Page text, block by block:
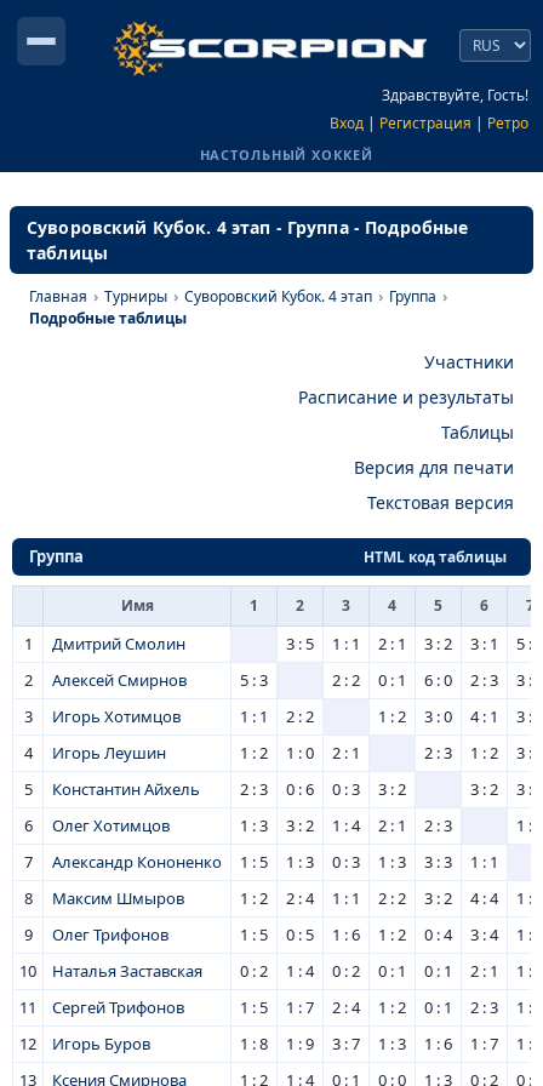
Здравствуйте, Гость!
Вход | Регистрация | Ретро
НАСТОЛЬНЫЙ ХОККЕЙ
Суворовский Кубок. 4 этап - Группа - Подробные
таблицы
Главная › Турниры › Суворовский Кубок. 4 этап › Группа ›
Подробные таблицы
Участники
Расписание и результаты
Таблицы
Версия для печати
Текстовая версия
Группа HTML код таблицы
Имя 1 2 3 4 5 6 7
1 Дмитрий Смолин 3 : 5 1 : 1 2 : 1 3 : 2 3 : 1
5 : 1
2
Алексей Смирнов 5 : 3 2 : 2 0 : 1 6 : 0 2 : 3
3 : 1
3
Игорь Хотимцов 1 : 1 2 : 2 1 : 2 3 : 0 4 : 1
3 : 0
4
Игорь Леушин 1 : 2 1 : 0 2 : 1 2 : 3 1 : 2
3 : 1
5
Константин Айхель 2 : 3 0 : 6 0 : 3 3 : 2 3 : 2
3 : 3
6
Олег Хотимцов 1 : 3 3 : 2 1 : 4 2 : 1 2 : 3
1 : 1
7
Александр Кононенко 1 : 5 1 : 3 0 : 3 1 : 3 3 : 3
1 : 1
8
Максим Шмыров 1 : 2 2 : 4 1 : 1 2 : 2 3 : 2 4 : 4
1 : 4
9
Олег Трифонов 1 : 5 0 : 5 1 : 6 1 : 2 0 : 4 3 : 4
1 : 2
10
Наталья Заставская 0 : 2 1 : 4 0 : 2 0 : 1 0 : 1 2 : 1
1 : 2
11
Сергей Трифонов 1 : 5 1 : 7 2 : 4 1 : 2 0 : 1 2 : 3
1 : 3
12
Игорь Буров 1 : 8 1 : 9 3 : 7 1 : 3 1 : 6 1 : 7
1 : 6
13
Ксения Смирнова 1 : 2 1 : 4 0 : 1 0 : 0 1 : 3 0 : 2 0 : 1